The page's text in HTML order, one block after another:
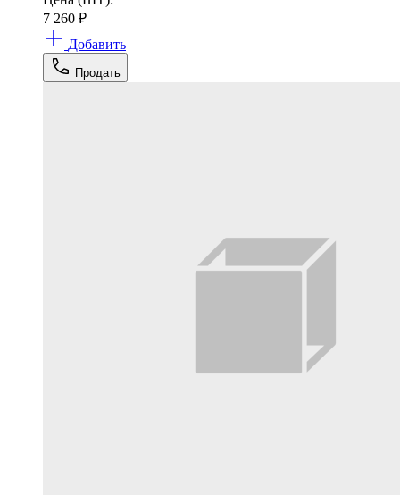
7 260 ₽
Добавить
Продать